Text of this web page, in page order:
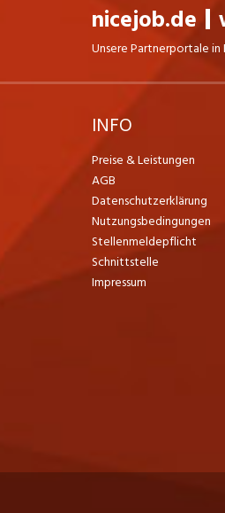
nicejob.de
Unsere Partnerportale
INFO
Preise & Leistungen
AGB
Datenschutzerklärung
Nutzungsbedingungen
Stellenmeldepflicht
Schnittstelle
Impressum